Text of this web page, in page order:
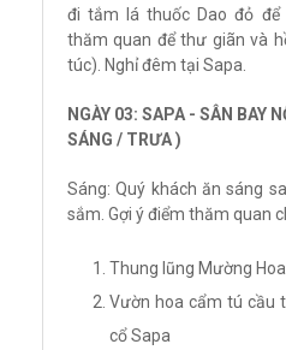
đi tắm lá thuốc Dao đỏ
thăm quan để thư giãn và
túc). Nghỉ đêm tại Sapa.
NGÀY 03: SAPA - SÂN BAY
SÁNG / TRƯA )
Sáng: Quý khách ăn sáng
sắm. Gợi ý điểm thăm quan
Thung lũng Mường Hoa
Vườn hoa cẩm tú cầu
cổ Sapa